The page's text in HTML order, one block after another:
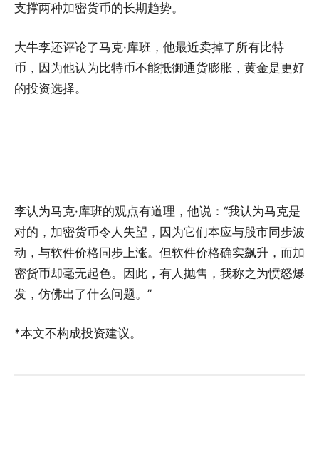
支撑两种加密货币的长期趋势。
大牛李还评论了马克·库班，他最近卖掉了所有比特
币，因为他认为比特币不能抵御通货膨胀，黄金是更好
的投资选择。
李认为马克·库班的观点有道理，他说：“我认为马克是
对的，加密货币令人失望，因为它们本应与股市同步波
动，与软件价格同步上涨。但软件价格确实飙升，而加
密货币却毫无起色。因此，有人抛售，我称之为愤怒爆
发，仿佛出了什么问题。”
*本文不构成投资建议。